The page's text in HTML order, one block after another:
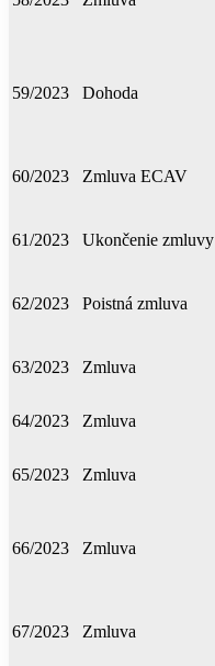
59/2023 Dohoda
60/2023 Zmluva ECAV
61/2023 Ukončenie zmluvy
62/2023 Poistná zmluva
63/2023 Zmluva
64/2023
Zmluva
65/2023 Zmluva
66/2023 Zmluva
67/2023 Zmluva